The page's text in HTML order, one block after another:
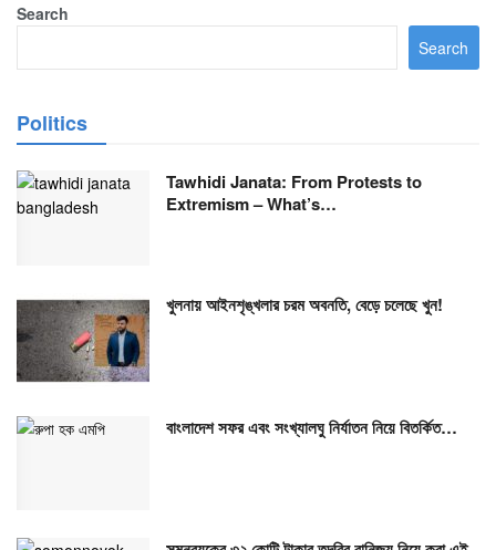
Search
Search
Politics
Tawhidi Janata: From Protests to
Extremism – What’s…
খুলনায় আইনশৃঙ্খলার চরম অবনতি, বেড়ে চলেছে খুন!
বাংলাদেশ সফর এবং সংখ্যালঘু নির্যাতন নিয়ে বিতর্কিত…